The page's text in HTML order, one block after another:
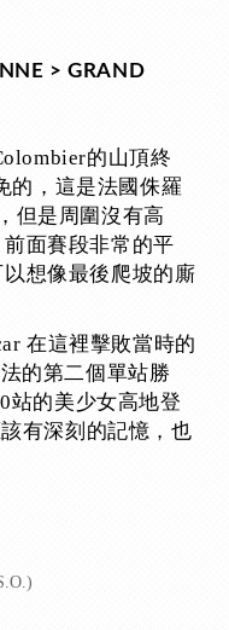
> GRAND
的山頂終
的，這是法國侏羅
但是周圍沒有高
面賽段非常的平
想像最後爬坡的廝
在這裡擊敗當時的
的第二個單站勝
站的美少女高地登
有深刻的記憶，也